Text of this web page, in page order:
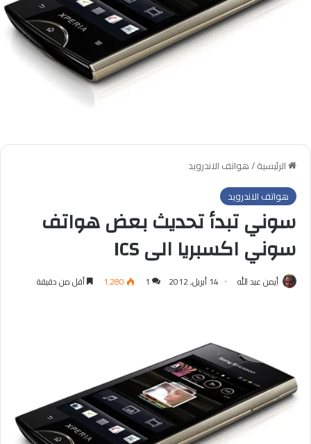
الرئيسية/هواتف الاندرويد
هواتف الاندرويد
سوني تبدأ تحديث بعض هواتف
سوني اكسبريا الى ICS
أيمن عبد الله 14 أبريل, 2012 1 1٬280 أقل من دقيقة